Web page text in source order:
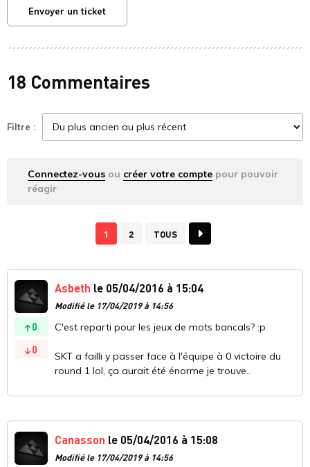
Envoyer un ticket
18 Commentaires
Filtre :
Connectez-vous ou créer votre compte pour pouvoir
réagir
1 2 TOUS
0
0
Asbeth le 05/04/2016 à 15:04
Modifié le 17/04/2019 à 14:56
C'est reparti pour les jeux de mots bancals? :p
SKT a failli y passer face à l'équipe à 0 victoire du
round 1 lol, ça aurait été énorme je trouve..
Canasson le 05/04/2016 à 15:08
Modifié le 17/04/2019 à 14:56